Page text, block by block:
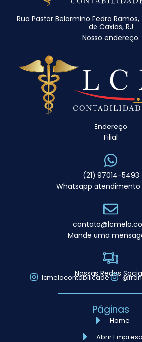
Rua Pastor Belarmino Pedro Ramos,
de Caxias, RJ
Nosso endereço.
Endereço
Filial
(21) 97014-5493
Whatsapp atendimento
Mande uma
Nossas Redes
lcmelocontabilidade
Páginas
Home
Abrir Empresa